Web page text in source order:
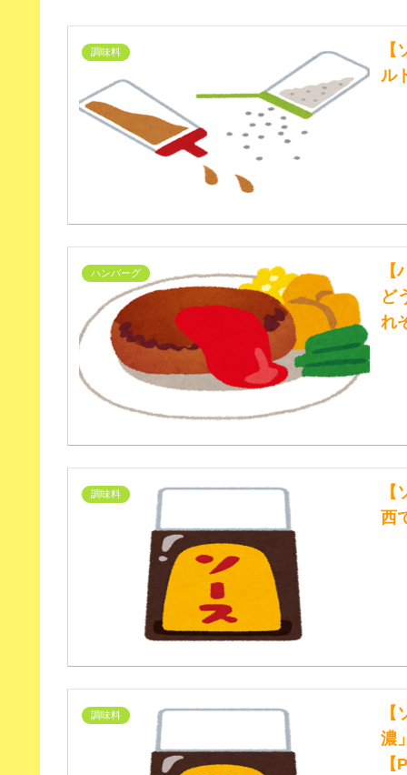
調味料
ル
ハンバーグ
ど
れ
調味料
西
調味料
濃